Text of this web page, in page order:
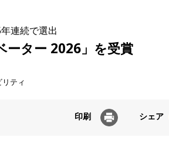
連続で選出
ーター 2026」を受賞
ティ
印刷 シェア